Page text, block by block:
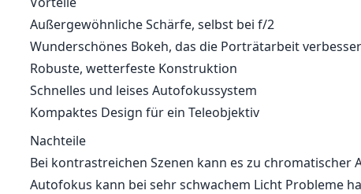
verfolgt sich bewegende Motive mühelos, hat jedoch
hält dabei jedoch eine gewisse Intimität, besonders
ist in verschiedenen Situationen nützlich, von
Tieraufnahmen.